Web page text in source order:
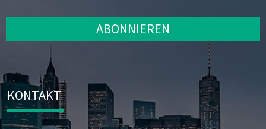
ABONNIEREN
KONTAKT